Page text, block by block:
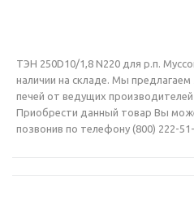
ТЭН 250D10/1,8 N220 для р.п.
наличии на складе. Мы
печей от ведущих
Приобрести данный товар Вы
позвонив по телефону (800) 222-